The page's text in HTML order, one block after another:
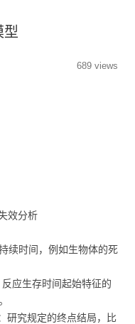
型
689 views
效分析
续时间，例如生物体的死
应生存时间起始特征的
研究规定的终点结局，比